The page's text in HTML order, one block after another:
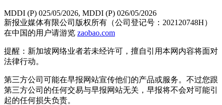
MDDI (P) 025/05/2026, MDDI (P) 026/05/2026
新报业媒体有限公司版权所有（公司登记号：202120748H）
在中国的用户请游览 zaobao.com
提醒：新加坡网络业者若未经许可，擅自引用本网内容将面对
法律行动。
第三方公司可能在早报网站宣传他们的产品或服务。不过您跟
第三方公司的任何交易与早报网站无关，早报将不会对可能引
起的任何损失负责。